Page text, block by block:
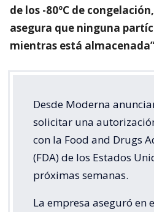
de los -80ºC de
asegura que ninguna
mientras está
Desde Moderna
solicitar una
con la Food and Drugs
(FDA) de los Estados
próximas semanas.
La empresa aseguró en